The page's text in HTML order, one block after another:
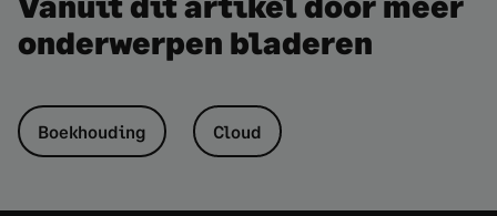
onderwerpen bladeren
Boekhouding Cloud